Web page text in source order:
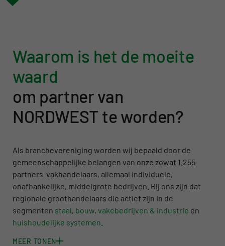
Waarom is het de moeite
waard
om partner van
NORDWEST te worden?
Als branchevereniging worden wij bepaald door de
gemeenschappelijke belangen van onze zowat 1.255
partners-vakhandelaars, allemaal individuele,
onafhankelijke, middelgrote bedrijven. Bij ons zijn dat
regionale groothandelaars die actief zijn in de
segmenten staal, bouw, vakebedrijven & industrie en
huishoudelijke systemen
MEER TONEN